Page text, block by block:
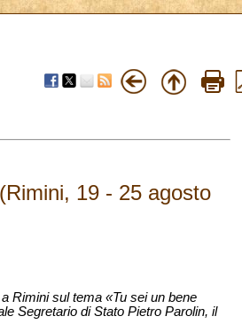
19 - 25 agosto
Rimini sul tema «Tu sei un bene
Segretario di Stato Pietro Parolin, il